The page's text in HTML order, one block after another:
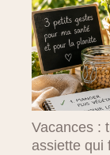
Vacances :
assiette